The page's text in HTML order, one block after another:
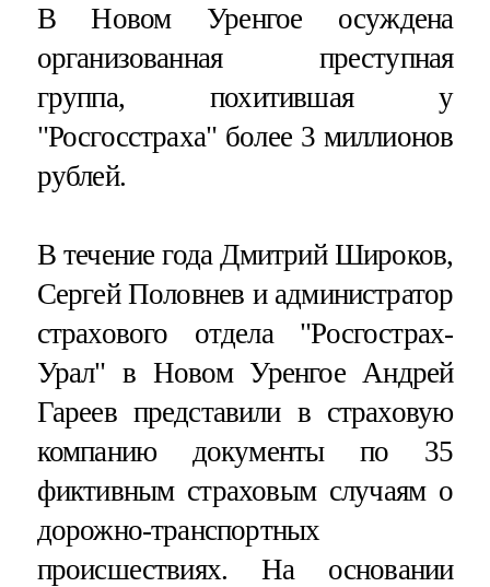
В Новом Уренгое осуждена
организованная преступная
группа, похитившая у
"Росгосстраха" более 3 миллионов
рублей.
В течение года Дмитрий Широков,
Сергей Половнев и администратор
страхового отдела "Росгострах-
Урал" в Новом Уренгое Андрей
Гареев представили в страховую
компанию документы по 35
фиктивным страховым случаям о
дорожно-транспортных
происшествиях. На основании